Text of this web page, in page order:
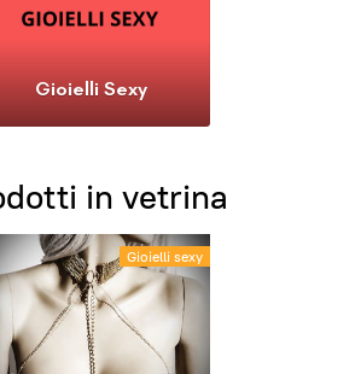
Gioielli Sexy
in vetrina
Gioielli sexy